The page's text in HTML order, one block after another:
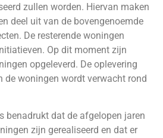
zullen worden. Hiervan maken
deel uit van de bovengenoemde
De resterende woningen
Op dit moment zijn
opgeleverd. De oplevering
de woningen wordt verwacht rond
benadrukt dat de afgelopen jaren
zijn gerealiseerd en dat er